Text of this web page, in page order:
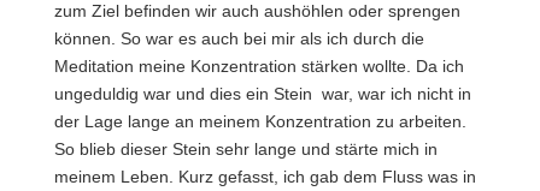
zum Ziel befinden wir auch aushöhlen oder sprengen
können. So war es auch bei mir als ich durch die
Meditation meine Konzentration stärken wollte. Da ich
ungeduldig war und dies ein Stein war, war ich nicht in
der Lage lange an meinem Konzentration zu arbeiten.
So blieb dieser Stein sehr lange und stärte mich in
meinem Leben. Kurz gefasst, ich gab dem Fluss was in